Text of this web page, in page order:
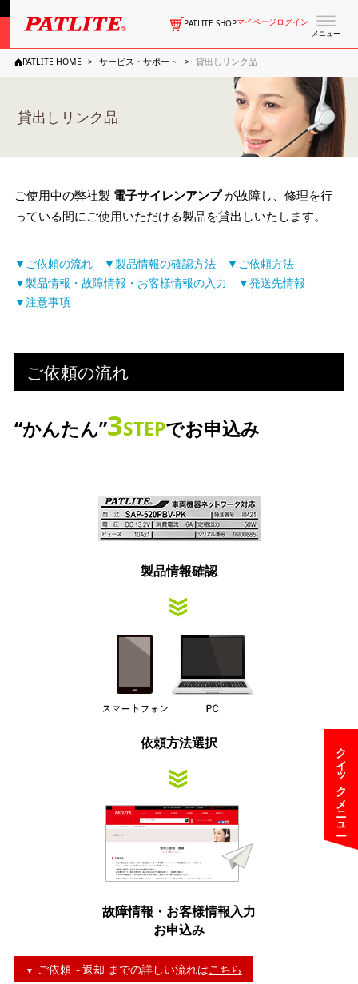
メニュー
PATLITE SHOPマイページログイン
クイックメニュー
PATLITE HOME サービス・サポート 貸出しリンク品
貸出しリンク品
ご使用中の弊社製 電子サイレンアンプが故障し、修理を行
っている間にご使用いただける製品を貸出しいたします。
ご依頼の流れ 製品情報の確認方法
ご依頼方法
製品情報・故障情報・お客様情報の入力
発送先情報
注意事項
ご依頼の流れ
“かんたん”3STEPでお申込み
製品情報確認
依頼方法選択
故障情報・お客様情報入力
お申込み
ご依頼～返却 までの詳しい流れはこちら